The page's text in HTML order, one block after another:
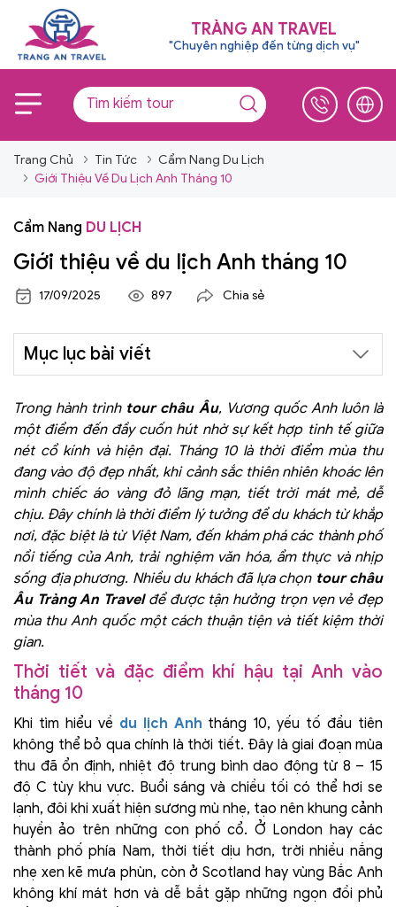
TRÀNG AN TRAVEL
"Chuyên nghiệp đến từng dịch vụ"
Trang Chủ Tin Tức
Cẩm Nang Du Lịch
Giới Thiệu Về Du Lịch Anh Tháng 10
Cẩm Nang DU LỊCH
Giới thiệu về du lịch Anh tháng 10
17/09/2025 897 Chia sẻ
Mục lục bài viết
Trong hành trình tour châu Âu, Vương quốc Anh luôn là
một điểm đến đầy cuốn hút nhờ sự kết hợp tinh tế giữa
nét cổ kính và hiện đại. Tháng 10 là thời điểm mùa thu
đang vào độ đẹp nhất, khi cảnh sắc thiên nhiên khoác lên
mình chiếc áo vàng đỏ lãng mạn, tiết trời mát mẻ, dễ
chịu. Đây chính là thời điểm lý tưởng để du khách từ khắp
nơi, đặc biệt là từ Việt Nam, đến khám phá các thành phố
nổi tiếng của Anh, trải nghiệm văn hóa, ẩm thực và nhịp
sống địa phương. Nhiều du khách đã lựa chọn tour châu
Âu Tràng An Travelđể được tận hưởng trọn vẹn vẻ đẹp
mùa thu Anh quốc một cách thuận tiện và tiết kiệm thời
gian.
Thời tiết và đặc điểm khí hậu tại Anh vào
tháng 10
Khi tìm hiểu về du lịch Anh tháng 10, yếu tố đầu tiên
không thể bỏ qua chính là thời tiết. Đây là giai đoạn mùa
thu đã ổn định, nhiệt độ trung bình dao động từ 8 – 15
độ C tùy khu vực. Buổi sáng và chiều tối có thể hơi se
lạnh, đôi khi xuất hiện sương mù nhẹ, tạo nên khung cảnh
huyền ảo trên những con phố cổ. Ở London hay các
thành phố phía Nam, thời tiết dịu hơn, trời nhiều nắng
nhẹ xen kẽ mưa phùn, còn ở Scotland hay vùng Bắc Anh
không khí mát hơn và dễ bắt gặp những ngọn đồi phủ